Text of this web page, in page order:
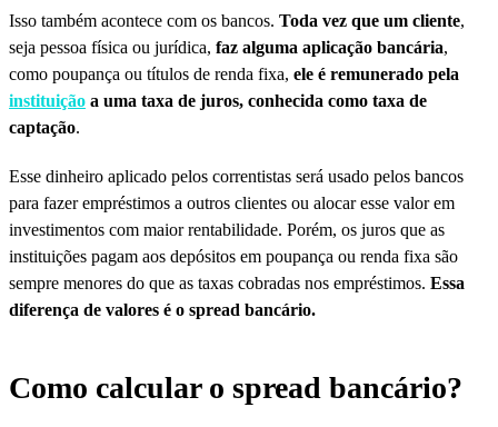
Isso também acontece com os bancos. Toda vez que um cliente,
seja pessoa física ou jurídica, faz alguma aplicação bancária,
como poupança ou títulos de renda fixa, ele é remunerado pela
instituição a uma taxa de juros, conhecida como taxa de
captação.
Esse dinheiro aplicado pelos correntistas será usado pelos bancos
para fazer empréstimos a outros clientes ou alocar esse valor em
investimentos com maior rentabilidade. Porém, os juros que as
instituições pagam aos depósitos em poupança ou renda fixa são
sempre menores do que as taxas cobradas nos empréstimos. Essa
diferença de valores é o spread bancário.
Como calcular o spread bancário?